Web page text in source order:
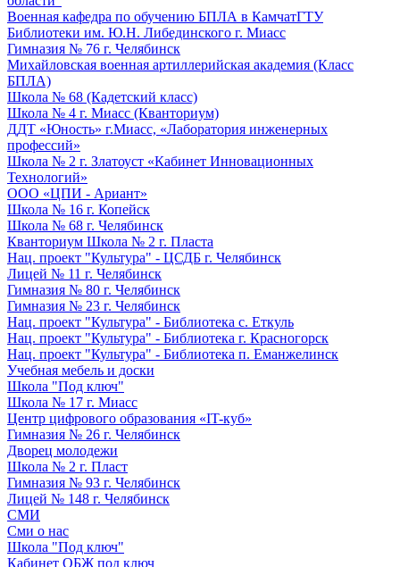
Военная кафедра по обучению БПЛА в КамчатГТУ
Библиотеки им. Ю.Н. Либединского г. Миасс
Гимназия № 76 г. Челябинск
Михайловская военная артиллерийская академия (Класс
БПЛА)
Школа № 68 (Кадетский класс)
Школа № 4 г. Миасс (Кванториум)
ДДТ «Юность» г.Миасс, «Лаборатория инженерных
профессий»
Школа № 2 г. Златоуст «Кабинет Инновационных
Технологий»
ООО «ЦПИ - Ариант»
Школа № 16 г. Копейск
Школа № 68 г. Челябинск
Кванториум Школа № 2 г. Пласта
Нац. проект "Культура" - ЦСДБ г. Челябинск
Лицей № 11 г. Челябинск
Гимназия № 80 г. Челябинск
Гимназия № 23 г. Челябинск
Нац. проект "Культура" - Библиотека с. Еткуль
Нац. проект "Культура" - Библиотека г. Красногорск
Нац. проект "Культура" - Библиотека п. Еманжелинск
Учебная мебель и доски
Школа "Под ключ"
Школа № 17 г. Миасс
Центр цифрового образования «IT-куб»
Гимназия № 26 г. Челябинск
Дворец молодежи
Школа № 2 г. Пласт
Гимназия № 93 г. Челябинск
Лицей № 148 г. Челябинск
СМИ
Сми о нас
Школа "Под ключ"
Кабинет ОБЖ под ключ